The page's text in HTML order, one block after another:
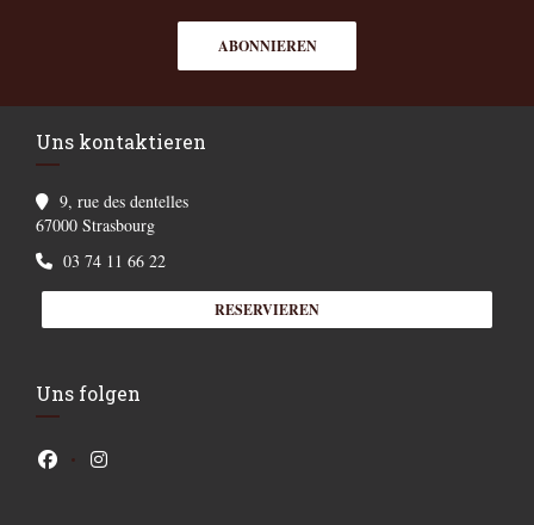
ABONNIEREN
Uns kontaktieren
9, rue des dentelles
67000 Strasbourg((öffnet ein neues Fenster))
03 74 11 66 22
RESERVIEREN
Uns folgen
Facebook ((öffnet ein neues Fenster))
Instagram ((öffnet ein neues Fenster))